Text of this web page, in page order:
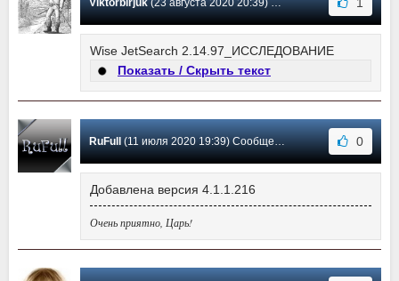
Viktorbirjuk(23 августа 2020 20:39) Сообщение #103
Wise JetSearch 2.14.97_ИССЛЕДОВАНИЕ
Показать / Скрыть текст
RuFull (11 июля 2020 19:39) Сообщение #102 0
Добавлена версия 4.1.1.216
Очень приятно, Царь!